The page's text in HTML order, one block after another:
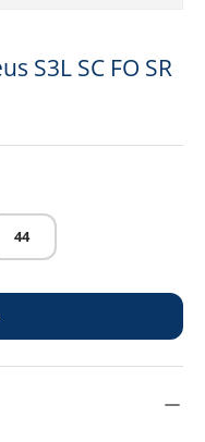
S3L SC FO SR
44